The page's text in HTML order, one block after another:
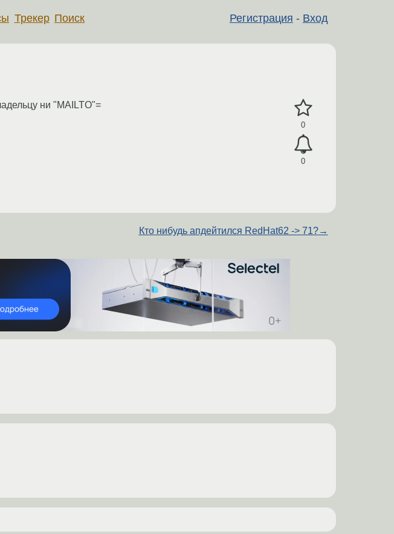
Регистрация - Вход
Трекер Поиск
0
0
ни "MAILTO"=
Кто нибудь апдейтился RedHat62 -> 71?→